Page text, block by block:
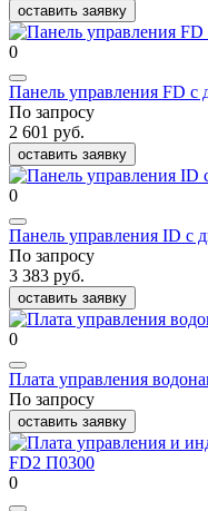
оставить заявку
0
Панель управления FD с
По запросу
2 601 руб.
оставить заявку
0
Панель управления ID с
По запросу
3 383 руб.
оставить заявку
0
Плата управления
По запросу
оставить заявку
0